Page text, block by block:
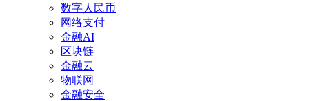
数字人民币
网络支付
金融AI
区块链
金融云
物联网
金融安全